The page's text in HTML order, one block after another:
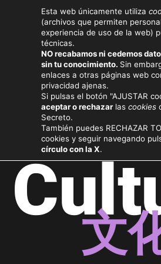
文
Esta web únicamente utiliza
(archivos que permiten
experiencia de uso de la web)
técnicas.
NO recabamos ni cedemos
sin tu conocimiento. Sin
enlaces a otras páginas web
privacidad ajenas.
Si pulsas el botón "AJUSTAR
aceptar o rechazarlas cookies
Secreto.
También puedes RECHAZAR
cookies y seguir navegando
círculo con la X.